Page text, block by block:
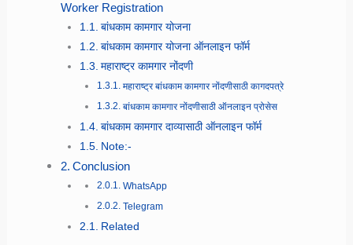
Worker Registration
बांधकाम कामगार योजना
बांधकाम कामगार योजना ऑनलाइन फॉर्म
महाराष्ट्र कामगार नोंदणी
महाराष्ट्र बांधकाम कामगार नोंदणीसाठी कागदपत्रे
बांधकाम कामगार नोंदणीसाठी ऑनलाइन प्रोसेस
बांधकाम कामगार दाव्यासाठी ऑनलाइन फॉर्म
Note:-
Conclusion
WhatsApp
Telegram
Related